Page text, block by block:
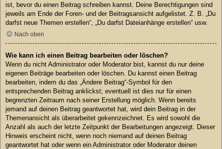
ist, bevor du einen Beitrag schreiben kannst. Deine Berechtigungen sind
jeweils am Ende der Foren- und der Beitragsansicht aufgelistet. Z. B. „Du
darfst neue Themen erstellen“, „Du darfst Dateianhänge erstellen“ usw.
Nach oben
Wie kann ich einen Beitrag bearbeiten oder löschen?
Wenn du nicht Administrator oder Moderator bist, kannst du nur deine
eigenen Beiträge bearbeiten oder löschen. Du kannst einen Beitrag
bearbeiten, indem du das „Ändere Beitrag“-Symbol für den
entsprechenden Beitrag anklickst; eventuell ist dies nur für einen
begrenzten Zeitraum nach seiner Erstellung möglich. Wenn bereits
jemand auf deinen Beitrag geantwortet hat, wird dein Beitrag in der
Themenansicht als überarbeitet gekennzeichnet. Es wird sowohl die
Anzahl als auch der letzte Zeitpunkt der Bearbeitungen angezeigt. Dieser
Hinweis erscheint nicht, wenn noch niemand auf deinen Beitrag
geantwortet hat oder wenn ein Administrator oder Moderator deinen